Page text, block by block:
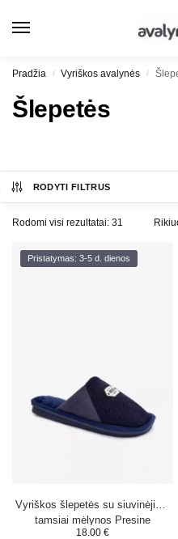
Pradžia / Vyriškos avalynės /
Šlepetės
RODYTI FILTRUS
Rodomi visi rezultatai: 31
Pristatymas: 3-5 d. dienos
Vyriškos šlepetės su siuvinėjimu
tamsiai mėlynos Presine
18.00 €